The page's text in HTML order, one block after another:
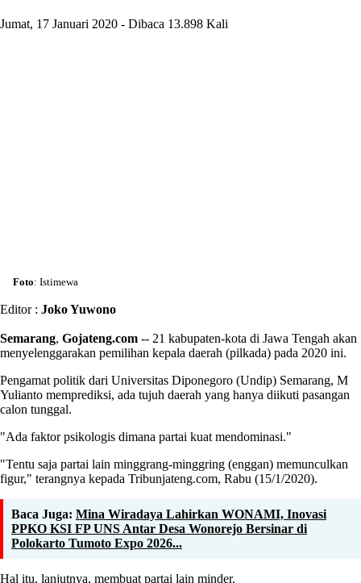
Jumat, 17 Januari 2020 - Dibaca 13.898 Kali
Foto: Istimewa
Editor : Joko Yuwono
Semarang, Gojateng.com -- 21 kabupaten-kota di Jawa Tengah akan
menyelenggarakan pemilihan kepala daerah (pilkada) pada 2020 ini.
Pengamat politik dari Universitas Diponegoro (Undip) Semarang, M
Yulianto memprediksi, ada tujuh daerah yang hanya diikuti pasangan
calon tunggal.
"Ada faktor psikologis dimana partai kuat mendominasi."
"Tentu saja partai lain minggrang-minggring (enggan) memunculkan
figur," terangnya kepada Tribunjateng.com, Rabu (15/1/2020).
Baca Juga: Mina Wiradaya Lahirkan WONAMI, Inovasi
PPKO KSI FP UNS Antar Desa Wonorejo Bersinar di
Polokarto Tumoto Expo 2026...
Hal itu, lanjutnya, membuat partai lain minder.